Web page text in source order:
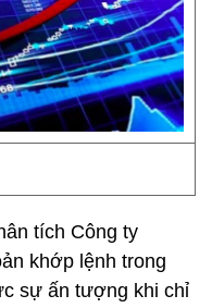
tích Công ty
khớp lệnh trong
sự ấn tượng khi chỉ